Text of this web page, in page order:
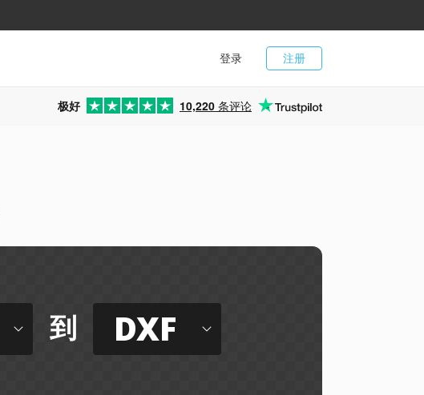
注册
登录
极好 10,220 条评论
到 DXF